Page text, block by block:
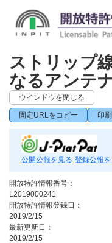
ストリップ
なるアンテ
ウインドウを閉じる
固定URLをコピー 印刷
公開公報を見る 登録公報
開放特許情報番号：
L2019000241
開放特許情報登録日：
2019/2/15
最新更新日：
2019/2/15